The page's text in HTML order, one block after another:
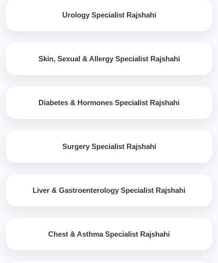
Urology Specialist Rajshahi
Skin, Sexual & Allergy Specialist Rajshahi
Diabetes & Hormones Specialist Rajshahi
Surgery Specialist Rajshahi
Liver & Gastroenterology Specialist Rajshahi
Chest & Asthma Specialist Rajshahi